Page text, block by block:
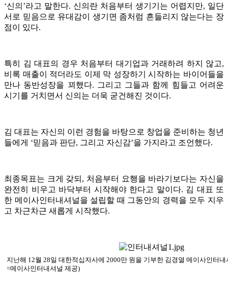
‘신의’라고 말한다. 신의란 처음부터 생기기는 어렵지만, 일단
서로 믿음으로 유대감이 생기면 좀처럼 흔들리지 않는다는 장
점이 있다.
특히 김 대표의 경우 처음부터 대기업과 거래하려 하지 않고,
비록 매출이 적더라도 이제 막 성장하기 시작하는 바이어들을
만나 동반성장을 꾀했다. 그리고 그들과 함께 힘들고 어려운
시기를 거치면서 신의는 더욱 굳건해진 것이다.
김 대표는 자신의 이런 경험을 바탕으로 창업을 준비하는 청년
들에게 ‘믿음과 판단, 그리고 자신감’을 가지라고 조언했다.
최종목표는 크게 갖되, 처음부터 요행을 바라기보다는 자신을
완전히 비우고 바닥부터 시작해야 한다고 말이다. 김 대표 또
한 메이사인터내셔널을 설립할 때 그동안의 경력을 모두 지우
고 차근차근 새롭게 시작했다.
지난해 12월 28일 대한적십자사에 2000만 원을 기부한 김경열 메이사인터
=메이사인터내셔널 제공)